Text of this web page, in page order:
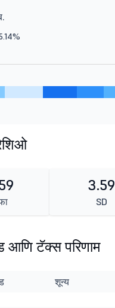
3.59
SD
आणि टॅक्स परिणाम
शून्य